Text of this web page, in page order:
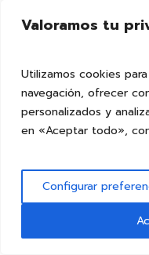
Valoramos tu
Utilizamos cookies
navegación, ofrecer
personalizados y
en «Aceptar todo»,
Configurar